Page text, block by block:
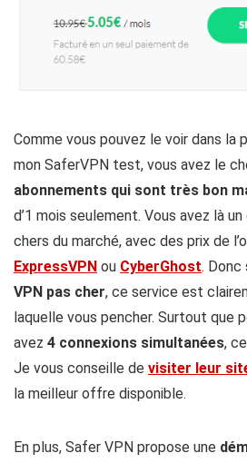
Comme vous pouvez le voir dans la
mon SaferVPN test, vous avez le
abonnements qui sont très bon
d’1 mois seulement. Vous avez là
chers du marché, avec des prix de
ExpressVPN ou CyberGhost. Donc
VPN pas cher, ce service est
laquelle vous pencher. Surtout que
avez 4 connexions simultanées,
Je vous conseille de visiter leur
la meilleur offre disponible.
En plus, Safer VPN propose une